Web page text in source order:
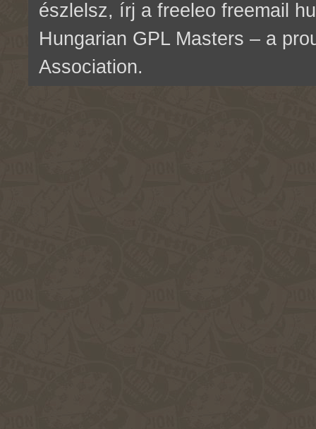
észlelsz, írj a freeleo freemail
Hungarian GPL Masters – a
Association.